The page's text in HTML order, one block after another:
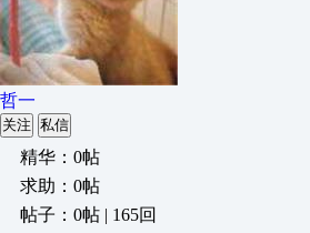
哲一
关注 私信
精华：0帖
求助：0帖
帖子：0帖 | 165回